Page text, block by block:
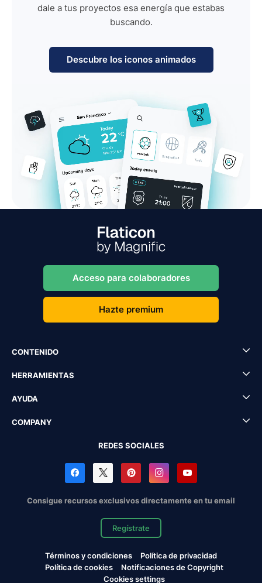
dale a tus proyectos esa energía que estabas
buscando.
Descubre los iconos animados
Acceso para colaboradores
Hazte premium
CONTENIDO
HERRAMIENTAS
AYUDA
COMPANY
REDES SOCIALES
Consigue recursos exclusivos directamente en tu email
Regístrate
Términos y condiciones
Política de privacidad
Política de cookies
Notificaciones de Copyright
Cookies settings